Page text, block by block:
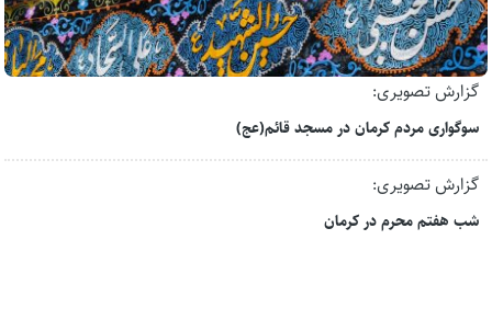
گزارش تصویری:
سوگواری مردم کرمان در مسجد قائم(عج)
گزارش تصویری:
شب هفتم محرم در کرمان